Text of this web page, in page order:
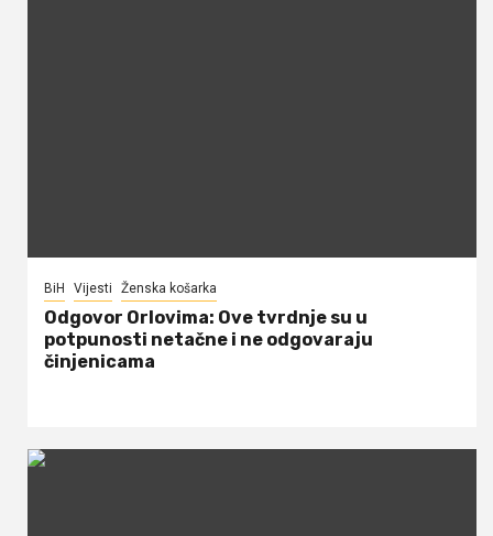
BiH Vijesti Ženska košarka
Odgovor Orlovima: ​Ove tvrdnje su u
potpunosti netačne i ne odgovaraju
činjenicama